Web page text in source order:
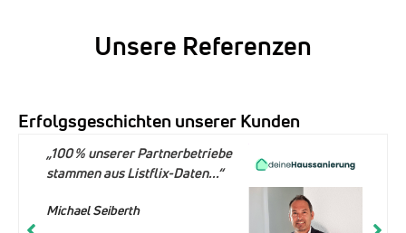
Unsere Referenzen
Erfolgsgeschichten unserer Kunden
„100 % unserer Partnerbetriebe
stammen aus Listflix-Daten...“
Michael Seiberth